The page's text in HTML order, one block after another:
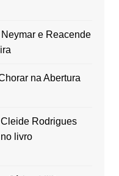
e Reacende
na Abertura
Rodrigues
livro